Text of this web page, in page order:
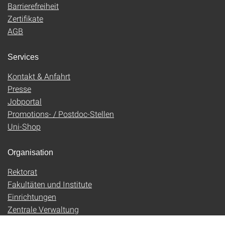
Barrierefreiheit
Zertifikate
AGB
Services
Kontakt & Anfahrt
Presse
Jobportal
Promotions- / Postdoc-Stellen
Uni-Shop
Organisation
Rektorat
Fakultäten und Institute
Einrichtungen
Zentrale Verwaltung